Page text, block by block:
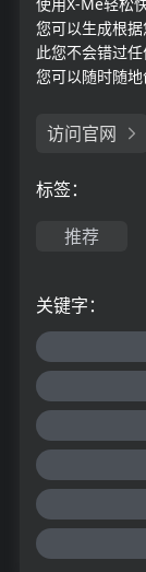
您可以生成根
此您不会错过
您可以随时随地
访问官网
标签：
推荐
关键字：